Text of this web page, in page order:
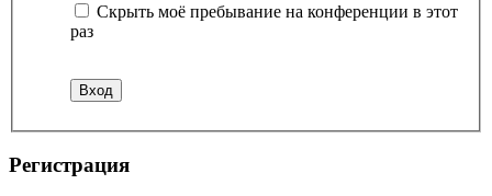
Скрыть моё пребывание на конференции в этот
раз
Регистрация